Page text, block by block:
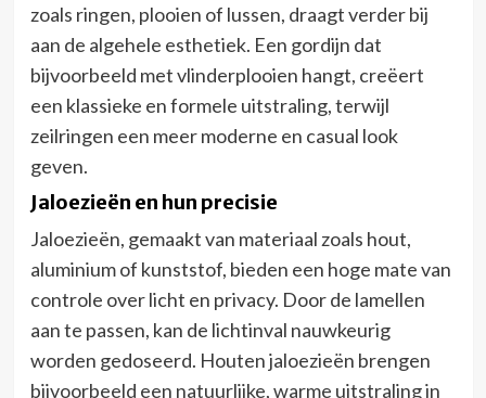
zoals ringen, plooien of lussen, draagt verder bij
aan de algehele esthetiek. Een gordijn dat
bijvoorbeeld met vlinderplooien hangt, creëert
een klassieke en formele uitstraling, terwijl
zeilringen een meer moderne en casual look
geven.
Jaloezieën en hun precisie
Jaloezieën, gemaakt van materiaal zoals hout,
aluminium of kunststof, bieden een hoge mate van
controle over licht en privacy. Door de lamellen
aan te passen, kan de lichtinval nauwkeurig
worden gedoseerd. Houten jaloezieën brengen
bijvoorbeeld een natuurlijke, warme uitstraling in